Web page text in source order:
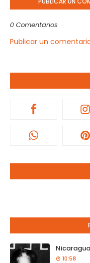
0 Comentarios
Publicar un
10:58